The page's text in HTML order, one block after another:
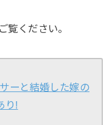
覧ください。
ーと結婚した嫁の
り!